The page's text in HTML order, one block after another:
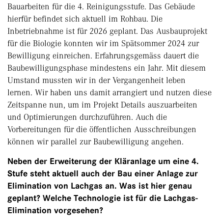
Bauarbeiten für die 4. Reinigungsstufe. Das Gebäude
hierfür befindet sich aktuell im Rohbau. Die
Inbetriebnahme ist für 2026 geplant. Das Ausbauprojekt
für die Biologie konnten wir im Spätsommer 2024 zur
Bewilligung einreichen. Erfahrungsgemäss dauert die
Baubewilligungsphase mindestens ein Jahr. Mit diesem
Umstand mussten wir in der Vergangenheit leben
lernen. Wir haben uns damit arrangiert und nutzen diese
Zeitspanne nun, um im Projekt Details auszuarbeiten
und Optimierungen durchzuführen. Auch die
Vorbereitungen für die öffentlichen Ausschreibungen
können wir parallel zur Baubewilligung angehen.
Neben der Erweiterung der Kläranlage um eine 4.
Stufe steht aktuell auch der Bau einer Anlage zur
Elimination von Lachgas an. Was ist hier genau
geplant? Welche Technologie ist für die Lachgas-
Elimination vorgesehen?